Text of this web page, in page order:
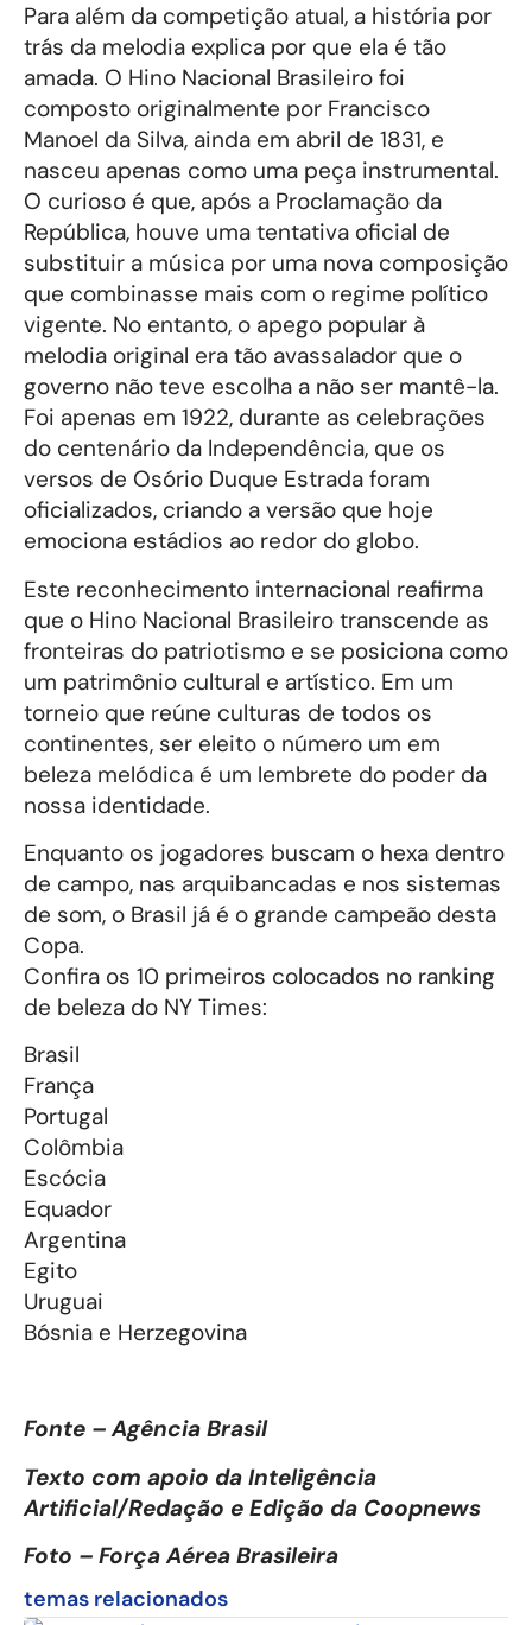
Para além da competição atual, a história por
trás da melodia explica por que ela é tão
amada. O Hino Nacional Brasileiro foi
composto originalmente por Francisco
Manoel da Silva, ainda em abril de 1831, e
nasceu apenas como uma peça instrumental.
O curioso é que, após a Proclamação da
República, houve uma tentativa oficial de
substituir a música por uma nova composição
que combinasse mais com o regime político
vigente. No entanto, o apego popular à
melodia original era tão avassalador que o
governo não teve escolha a não ser mantê-la.
Foi apenas em 1922, durante as celebrações
do centenário da Independência, que os
versos de Osório Duque Estrada foram
oficializados, criando a versão que hoje
emociona estádios ao redor do globo.
Este reconhecimento internacional reafirma
que o Hino Nacional Brasileiro transcende as
fronteiras do patriotismo e se posiciona como
um patrimônio cultural e artístico. Em um
torneio que reúne culturas de todos os
continentes, ser eleito o número um em
beleza melódica é um lembrete do poder da
nossa identidade.
Enquanto os jogadores buscam o hexa dentro
de campo, nas arquibancadas e nos sistemas
de som, o Brasil já é o grande campeão desta
Copa.
Confira os 10 primeiros colocados no ranking
de beleza do NY Times:
Brasil
França
Portugal
Colômbia
Escócia
Equador
Argentina
Egito
Uruguai
Bósnia e Herzegovina
Fonte – Agência Brasil
Texto com apoio da Inteligência
Artificial/Redação e Edição da Coopnews
Foto – Força Aérea Brasileira
temas relacionados